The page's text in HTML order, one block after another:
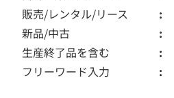
販売/レンタル/リース
新品/中古
生産終了品を含む
フリーワード入力